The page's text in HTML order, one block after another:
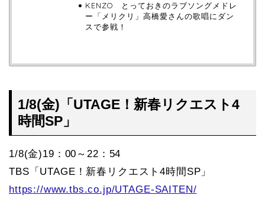
KENZO とっておきのラブソングメドレ
ー「メリクリ」高橋愛さんの歌唱にダン
スで参戦！
1/8(金)「UTAGE！新春リクエスト4
時間SP」
1/8(金)19：00～22：54
TBS「UTAGE！新春リクエスト4時間SP」
https://www.tbs.co.jp/UTAGE-SAITEN/